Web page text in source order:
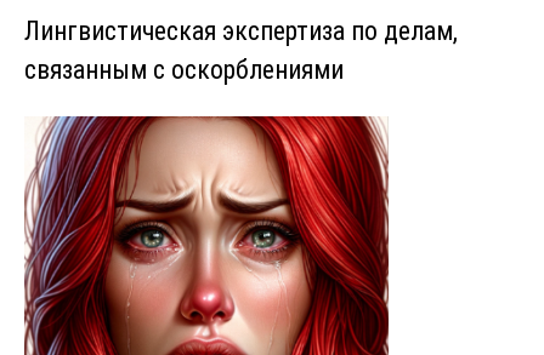
Лингвистическая экспертиза по делам,
связанным с оскорблениями